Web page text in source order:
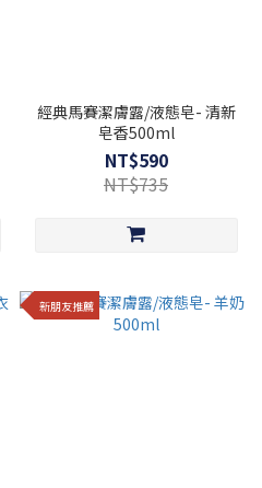
經典馬賽潔膚露/液態皂- 清新
皂香500ml
NT$590
NT$735
新朋友推薦